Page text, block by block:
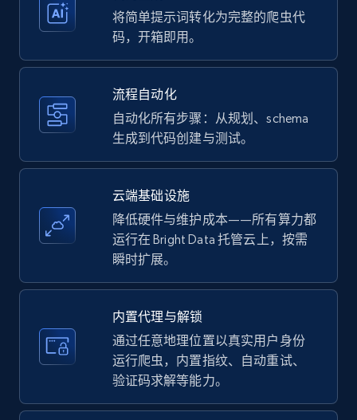
Amazon products - Collects products by
Title, Seller name, Brand, Description, Initial
price, Currency, Availability, Reviews count, and
Amazon products - find products by using
upc numbers
price, Currency, Availability, Reviews count, and
more.
5.7K+
将简单提示词转化为完整的爬虫代
码，开箱即用。
流程自动化
自动化所有步骤：从规划、schema
生成到代码创建与测试。
云端基础设施
降低硬件与维护成本——所有算力都
运行在 Bright Data 托管云上，按需
瞬时扩展。
内置代理与解锁
通过任意地理位置以真实用户身份
运行爬虫，内置指纹、自动重试、
验证码求解等能力。